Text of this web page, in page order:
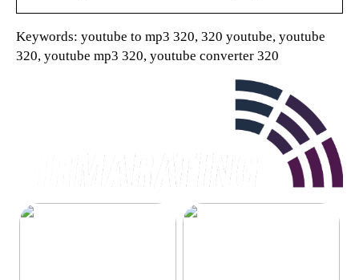
Keywords: youtube to mp3 320, 320 youtube, youtube
320, youtube mp3 320, youtube converter 320